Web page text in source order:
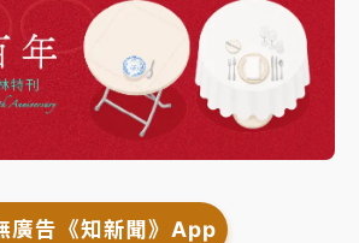
廣告《知新聞》App